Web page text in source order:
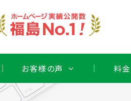
お客様の声 料